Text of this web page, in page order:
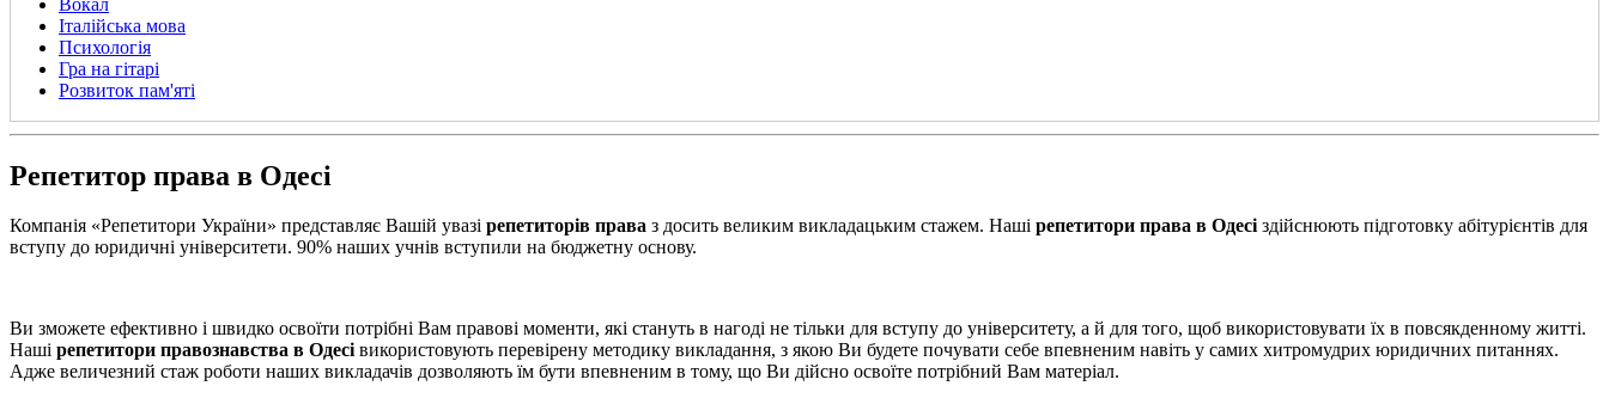
Італійська мова
Психологія
Гра на гітарі
Розвиток пам'яті
Репетитор права в Одесі
Компанія «Репетитори України» представляє Вашій увазі репетиторів права з досить великим викладацьким стажем. Наші репетитори права в Одесіздійснюють підготовку абітурієнтів для
вступу до юридичні університети. 90% наших учнів вступили на бюджетну основу.
Ви зможете ефективно і швидко освоїти потрібні Вам правові моменти, які стануть в нагоді не тільки для вступу до університету, а й для того, щоб використовувати їх в повсякденному житті.
Наші репетитори правознавства в Одесівикористовують перевірену методику викладання, з якою Ви будете почувати себе впевненим навіть у самих хитромудрих юридичних питаннях.
Адже величезний стаж роботи наших викладачів дозволяють їм бути впевненим в тому, що Ви дійсно освоїте потрібний Вам матеріал.